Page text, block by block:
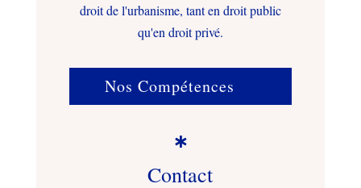
droit de l'urbanisme, tant en droit public
qu'en droit privé.
Nos Compétences

Contact